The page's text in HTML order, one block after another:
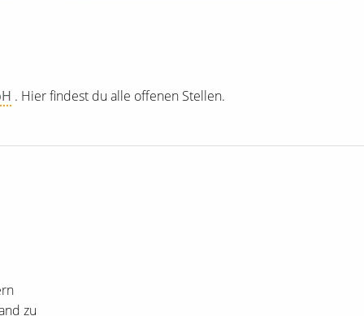
. Hier findest du alle offenen Stellen.
zu